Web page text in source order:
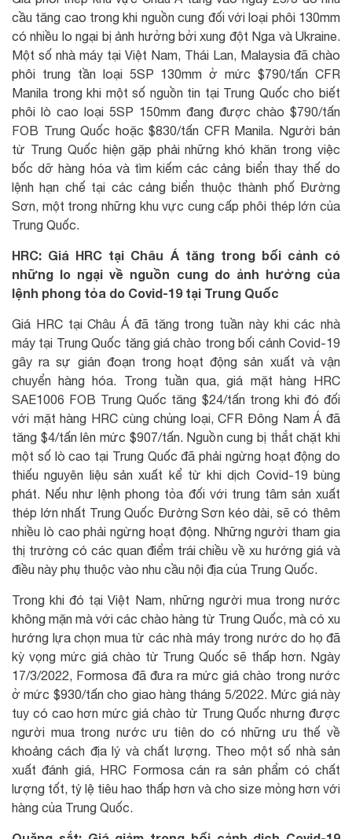
cầu tăng cao trong khi nguồn cung đối với loại phôi 130mm
có nhiều lo ngại bị ảnh hưởng bởi xung đột Nga và Ukraine.
Một số nhà máy tại Việt Nam, Thái Lan, Malaysia đã chào
phôi trung tần loại 5SP 130mm ở mức $790/tấn CFR
Manila trong khi một số nguồn tin tại Trung Quốc cho biết
phôi lò cao loại 5SP 150mm đang được chào $790/tấn
FOB Trung Quốc hoặc $830/tấn CFR Manila. Người bán
từ Trung Quốc hiện gặp phải những khó khăn trong việc
bốc dỡ hàng hóa và tìm kiếm các cảng biển thay thế do
lệnh hạn chế tại các cảng biển thuộc thành phố Đường
Sơn, một trong những khu vực cung cấp phôi thép lớn của
Trung Quốc.
HRC: Giá HRC tại Châu Á tăng trong bối cảnh có
những lo ngại về nguồn cung do ảnh hưởng của
lệnh phong tỏa do Covid-19 tại Trung Quốc
Giá HRC tại Châu Á đã tăng trong tuần này khi các nhà
máy tại Trung Quốc tăng giá chào trong bối cảnh Covid-19
gây ra sự gián đoạn trong hoạt động sản xuất và vận
chuyển hàng hóa. Trong tuần qua, giá mặt hàng HRC
SAE1006 FOB Trung Quốc tăng $24/tấn trong khi đó đối
với mặt hàng HRC cùng chủng loại, CFR Đông Nam Á đã
tăng $4/tấn lên mức $907/tấn. Nguồn cung bị thắt chặt khi
một số lò cao tại Trung Quốc đã phải ngừng hoạt động do
thiếu nguyên liệu sản xuất kể từ khi dịch Covid-19 bùng
phát. Nếu như lệnh phong tỏa đối với trung tâm sản xuất
thép lớn nhất Trung Quốc Đường Sơn kéo dài, sẽ có thêm
nhiều lò cao phải ngừng hoạt động. Những người tham gia
thị trường có các quan điểm trái chiều về xu hướng giá và
điều này phụ thuộc vào nhu cầu nội địa của Trung Quốc.
Trong khi đó tại Việt Nam, những người mua trong nước
không mặn mà với các chào hàng từ Trung Quốc, mà có xu
hướng lựa chọn mua từ các nhà máy trong nước do họ đã
kỳ vọng mức giá chào từ Trung Quốc sẽ thấp hơn. Ngày
17/3/2022, Formosa đã đưa ra mức giá chào trong nước
ở mức $930/tấn cho giao hàng tháng 5/2022. Mức giá này
tuy có cao hơn mức giá chào từ Trung Quốc nhưng được
người mua trong nước ưu tiên do có những ưu thế về
khoảng cách địa lý và chất lượng. Theo một số nhà sản
xuất đánh giá, HRC Formosa cán ra sản phẩm có chất
lượng tốt, tỷ lệ tiêu hao thấp hơn và cho size mỏng hơn với
hàng của Trung Quốc.